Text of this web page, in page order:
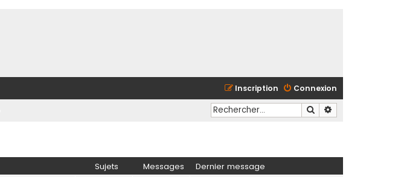
Connexion
Inscription
Rechercher
Sujets Messages Dernier message